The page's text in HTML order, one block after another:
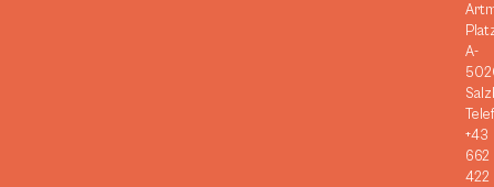
A-
+43
662
422